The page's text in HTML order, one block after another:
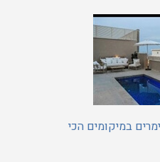
במיקומים הכי